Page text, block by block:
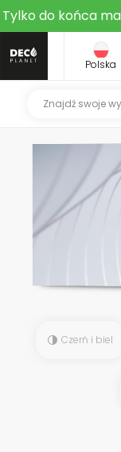
Tylko do końca
Polska
Czerń i biel